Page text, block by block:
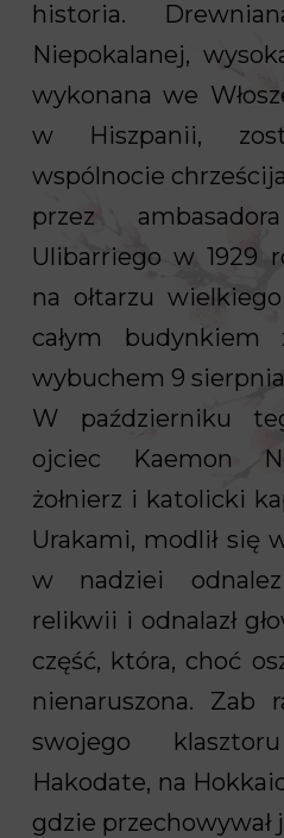
historia.
Niepokalanej,
wykonana we
w Hiszpanii,
wspólnocie
przez
Ulibarriego w 1929
na ołtarzu
całym budynkiem
wybuchem 9 sierpnia
W październiku
ojciec Kaemon
żołnierz i katolicki
Urakami, modlił się
w nadziei
relikwii i odnalazł
część, która, choć
nienaruszona. Zab
swojego
Hakodate, na
gdzie przechowywał